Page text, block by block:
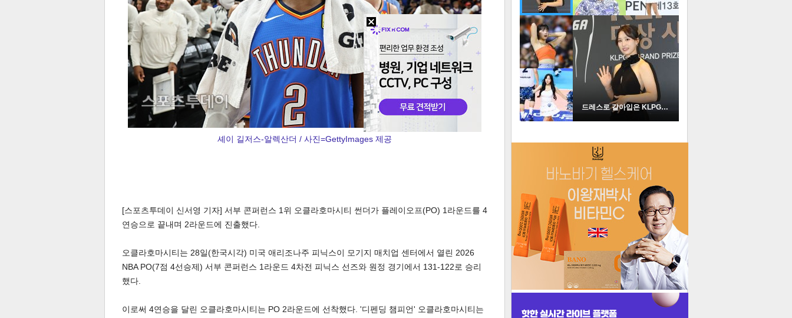
페이 트위 밴드 네이
댓글 url 복
셰이 길저스-알렉산더 / 사진=GettyImages 제공
[스포츠투데이 신서영 기자] 서부 콘퍼런스 1위 오클라호마시티 썬더가 플레이오프(PO) 1라운드를 4
연승으로 끝내며 2라운드에 진출했다.
오클라호마시티는 28일(한국시각) 미국 애리조나주 피닉스이 모기지 매치업 센터에서 열린 2026
NBA PO(7점 4선승제) 서부 콘퍼런스 1라운드 4차전 피닉스 선즈와 원정 경기에서 131-122로 승리
했다.
이로써 4연승을 달린 오클라호마시티는 PO 2라운드에 선착했다. '디펜딩 챔피언' 오클라호마시티는
많이 본 뉴스
연예
스포츠 포토
2
더보기
인기포토
드레스로 갈아입은 KLPGA …